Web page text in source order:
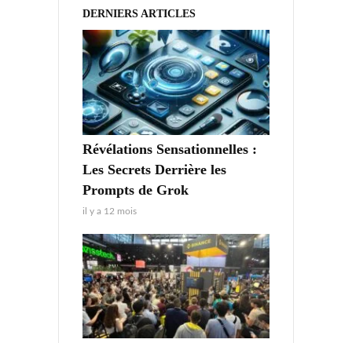
DERNIERS ARTICLES
Révélations Sensationnelles :
Les Secrets Derrière les
Prompts de Grok
il y a 12 mois